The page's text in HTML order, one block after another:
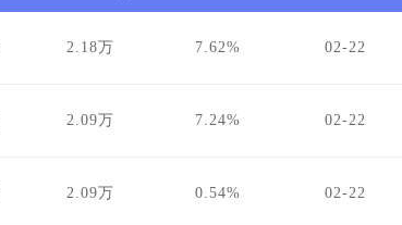
2.18万 7.62% 02-22
2.09万 7.24% 02-22
2.09万 0.54% 02-22